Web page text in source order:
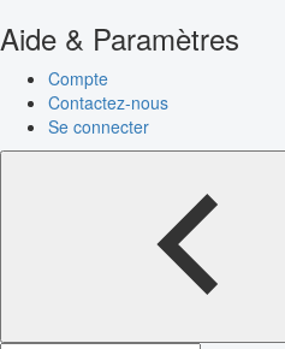
Aide & Paramètres
Compte
Contactez-nous
Se connecter